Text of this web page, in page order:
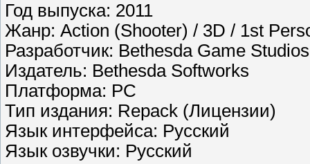
Год выпуска: 2011
Жанр: Action (Shooter) / 3D / 1st
Разработчик: Bethesda Game Studios
Издатель: Bethesda Softworks
Платформа: PC
Тип издания: Repack (Лицензии)
Язык интерфейса: Русский
Язык озвучки: Русский